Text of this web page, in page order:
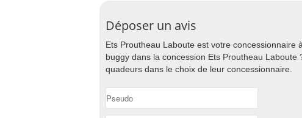
Déposer un avis
Ets Proutheau Laboute est votre concessionnaire
buggy dans la concession Ets Proutheau
quadeurs dans le choix de leur concessionnaire.